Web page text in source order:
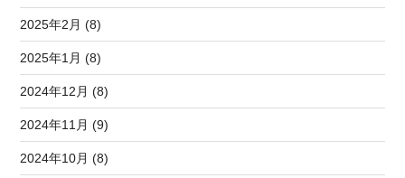
2025年2月 (8)
2025年1月 (8)
2024年12月 (8)
2024年11月 (9)
2024年10月 (8)